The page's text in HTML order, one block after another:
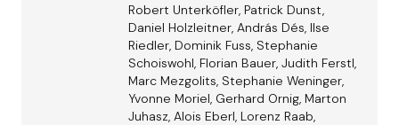
Robert Unterköfler, Patrick Dunst,
Daniel Holzleitner, András Dés, Ilse
Riedler, Dominik Fuss, Stephanie
Schoiswohl, Florian Bauer, Judith Ferstl,
Marc Mezgolits, Stephanie Weninger,
Yvonne Moriel, Gerhard Ornig, Marton
Juhasz, Alois Eberl, Lorenz Raab,